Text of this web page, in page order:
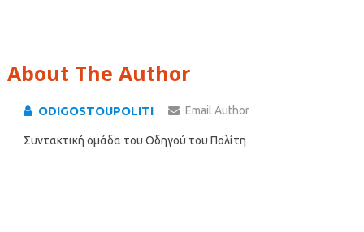
About The Author
ODIGOSTOUPOLITI Email Author
Συντακτική ομάδα του Οδηγού του Πολίτη